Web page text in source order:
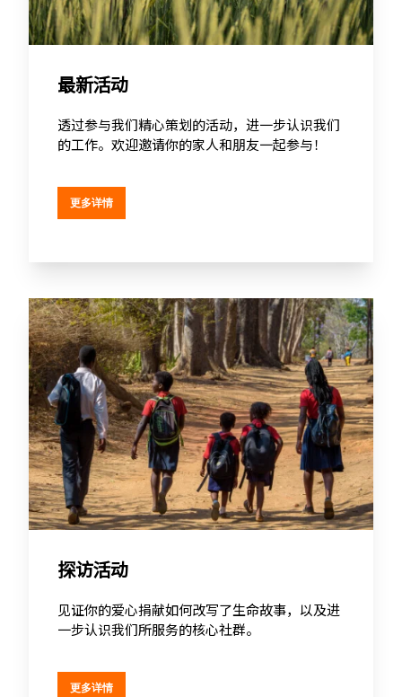
最新活动
透过参与我们精心策划的活动，进一步认识我们
的工作。欢迎邀请你的家人和朋友一起参与！
更多详情
探访活动
见证你的爱心捐献如何改写了生命故事，以及进
一步认识我们所服务的核心社群。
更多详情